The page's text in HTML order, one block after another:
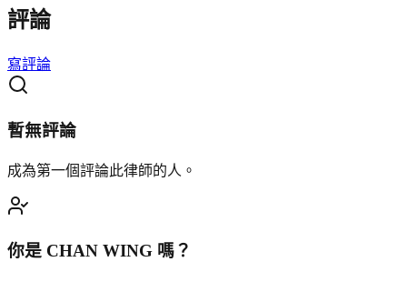
評論
寫評論
暫無評論
成為第一個評論此律師的人。
你是 CHAN WING 嗎？